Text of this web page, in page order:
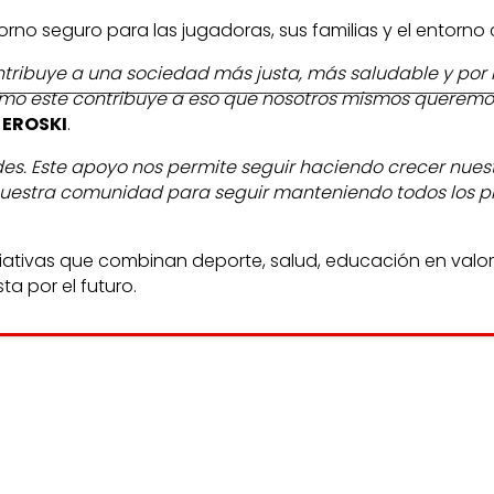
seguro para las jugadoras, sus familias y el
a una sociedad más justa, más saludable y
este contribuye a eso que nosotros mismos
.
Este apoyo nos permite seguir haciendo crecer
comunidad para seguir manteniendo todos los
que combinan deporte, salud, educación en
por el futuro.